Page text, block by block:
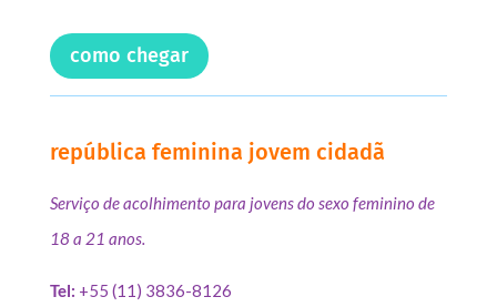
como chegar
república feminina jovem cidadã
Serviço de acolhimento para jovens do sexo feminino de
18 a 21 anos.
Tel: +55 (11) 3836-8126